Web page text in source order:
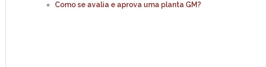
Como se avalia e aprova uma planta GM?